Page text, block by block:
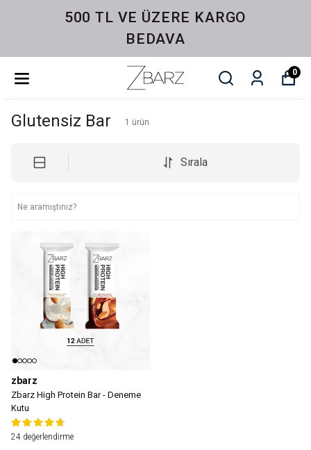
500 TL VE ÜZERE KARGO
BEDAVA
0
Glutensiz Bar 1 ürün
Sırala
zbarz
Zbarz High Protein Bar - Deneme
Kutu
24 değerlendirme